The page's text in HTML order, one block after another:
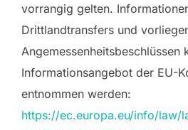
vorrangig gelten.
Drittlandtransfers und
Angemessenheitsbeschlüssen
Informationsangebot der EU-
entnommen werden:
https://ec.europa.eu/info/law/